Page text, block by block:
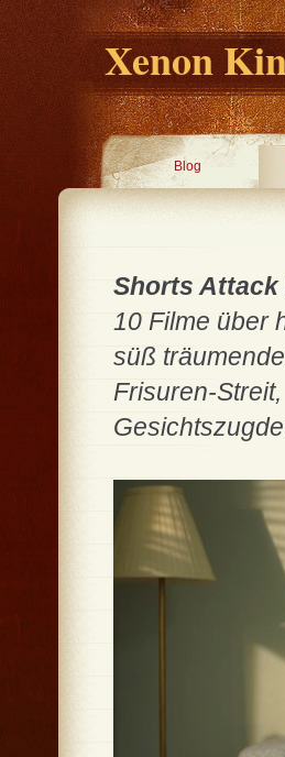
Xenon
Blog
Shorts Attack
10 Filme über
süß
Frisuren-